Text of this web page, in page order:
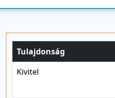
Tulajdonság
Kivitel